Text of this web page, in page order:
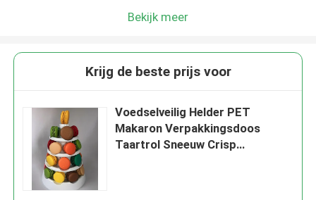
Bekijk meer
Krijg de beste prijs voor
Voedselveilig Helder PET
Makaron Verpakkingsdoos
Taartrol Sneeuw Crisp